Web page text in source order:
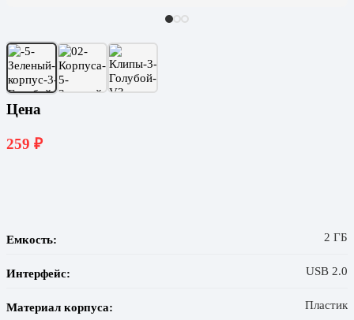
Цена
259 ₽
Емкость: 2 ГБ
Интерфейс: USB 2.0
Материал корпуса: Пластик